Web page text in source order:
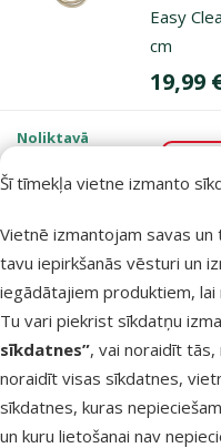
Šī tīmekļa vietne izmanto
Vietnē izmantojam savas
tavu iepirkšanās vēsturi un
iegādātajiem produktiem,
Tu vari piekrist sīkdatņu
sīkdatnes”, vai noraidīt
noraidīt visas sīkdatnes,
sīkdatnes, kuras
un kuru lietošanai nav
Easy
cm
Cena
19,99
Noliktavā
piegāde
tīrīšanai –
Marina,
Easy
37,5 cm
Cena
24,99